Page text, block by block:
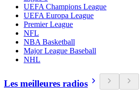
UEFA Champions League
UEFA Europa League
Premier League
NFL
NBA Basketball
Major League Baseball
NHL
Les meilleures radios